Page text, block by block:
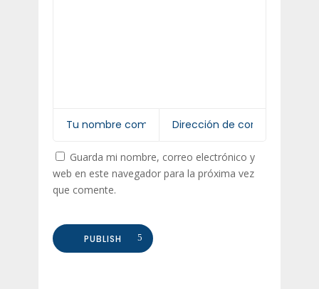
Guarda mi nombre, correo electrónico y
web en este navegador para la próxima vez
que comente.
PUBLISH